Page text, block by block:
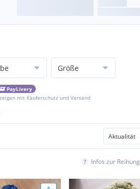
Größe
PayLivery
mit Käuferschutz und Versand
Infos zur